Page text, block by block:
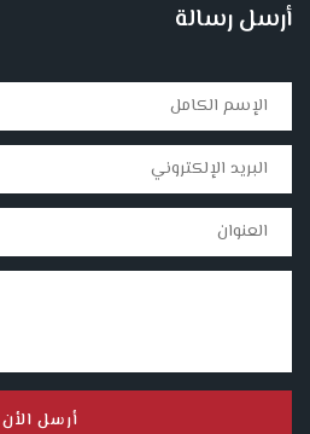
أرسل رسالة
أرسل الأن